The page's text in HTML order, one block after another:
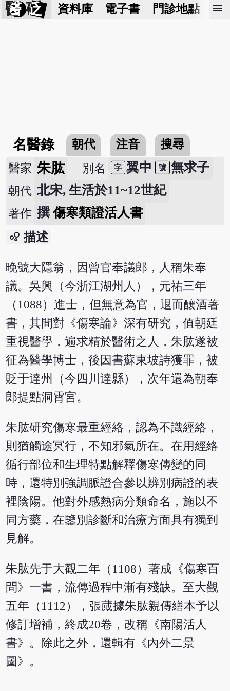
醫 砭 資料庫 電子書 門診地點 預
menu
名醫錄 朝代 注音
搜尋
醫家 朱肱 別名 字 翼中 號 無求子
朝代 北宋, 生活於11~12世紀
著作 撰傷寒類證活人書
bubble_chart 描述
晚號大隱翁，因曾官奉議郎，人稱朱奉
議。吳興（今浙江湖州人），元祐三年
（1088）進士，但無意為官，退而釀酒著
書，其間對《傷寒論》深有研究，值朝廷
重視醫學，遍求精於醫術之人，朱肱遂被
征為醫學博士，後因書蘇東坡詩獲罪，被
貶于達州（今四川達縣），次年還為朝奉
郎提點洞霄宮。
朱肱研究傷寒最重經絡，認為不識經絡，
則猶觸途冥行，不知邪氣所在。在用經絡
循行部位和生理特點解釋傷寒傳變的同
時，還特別強調脈證合參以辨別病證的表
裡陰陽。他對外感熱病分類命名，施以不
同方藥，在鑒別診斷和治療方面具有獨到
見解。
朱肱先于大觀二年（1108）著成《傷寒百
問》一書，流傳過程中漸有殘缺。至大觀
五年（1112），張蕆據朱肱親傳繕本予以
修訂增補，終成20卷，改稱《南陽活人
書》。除此之外，還輯有《內外二景
圖》。